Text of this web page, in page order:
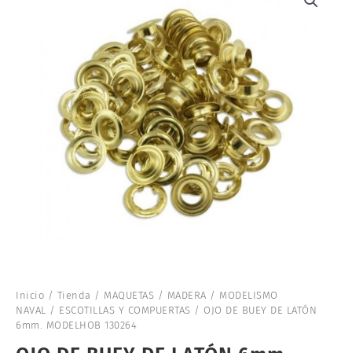
Inicio / Tienda / MAQUETAS / MADERA / MODELISMO
NAVAL / ESCOTILLAS Y COMPUERTAS / OJO DE BUEY DE LATÓN
6mm. MODELHOB 130264